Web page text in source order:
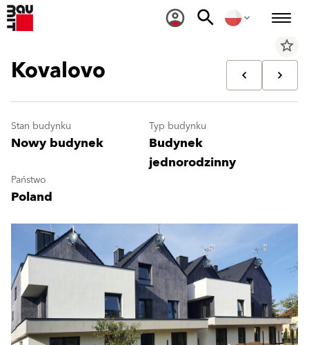
star_border
Kovalovo
Stan budynku
Nowy budynek
Typ budynku
Budynek
jednorodzinny
Państwo
Poland